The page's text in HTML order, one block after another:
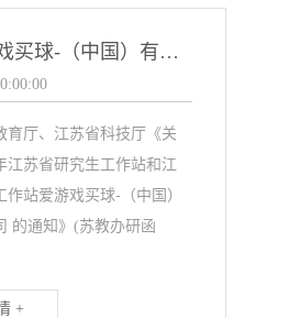
关于爱游戏买球-（中国）有限责任公司 《江苏省研究生工作站》项目的公示
育厅、江苏省科技厅《关
江苏省研究生工作站和江
作站爱游戏买球-（中国）
的通知》(苏教办研函
+